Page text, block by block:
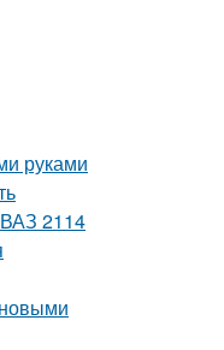
руками
2114